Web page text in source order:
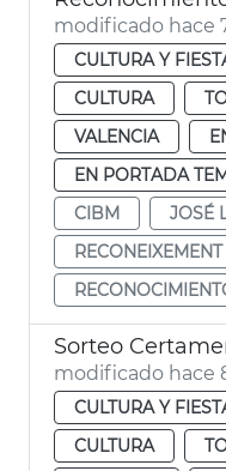
modificado hace
CULTURA Y
CULTURA
VALENCIA
EN PORTADA
CIBM
JOSÉ
Sorteo
modificado hace
CULTURA Y
CULTURA